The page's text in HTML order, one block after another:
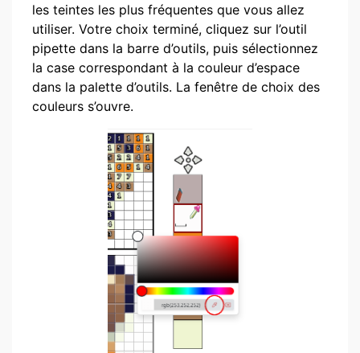
les teintes les plus fréquentes que vous allez
utiliser. Votre choix terminé, cliquez sur l’outil
pipette dans la barre d’outils, puis sélectionnez
la case correspondant à la couleur d’espace
dans la palette d’outils. La fenêtre de choix des
couleurs s’ouvre.